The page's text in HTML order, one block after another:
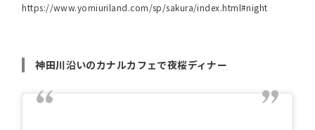
https://www.yomiuriland.com/sp/sakura/index.html#night
神田川沿いのカナルカフェで夜桜ディナー